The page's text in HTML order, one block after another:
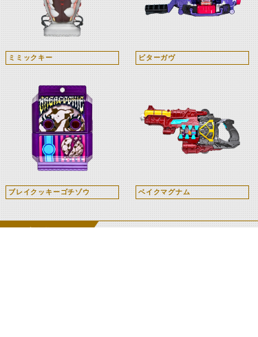
ミミックキー ビターガヴ
ブレイクッキーゴチゾウ ベイクマグナム